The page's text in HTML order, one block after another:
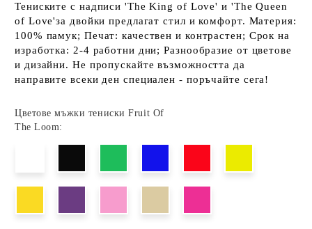
Тениските с надписи 'The King of Love' и 'The Queen
of Love'за двойки предлагат стил и комфорт. Материя:
100% памук; Печат: качествен и контрастен; Срок на
изработка: 2-4 работни дни; Разнообразие от цветове
и дизайни. Не пропускайте възможността да
направите всеки ден специален - поръчайте сега!
Цветове мъжки тениски Fruit Of
The Loom: